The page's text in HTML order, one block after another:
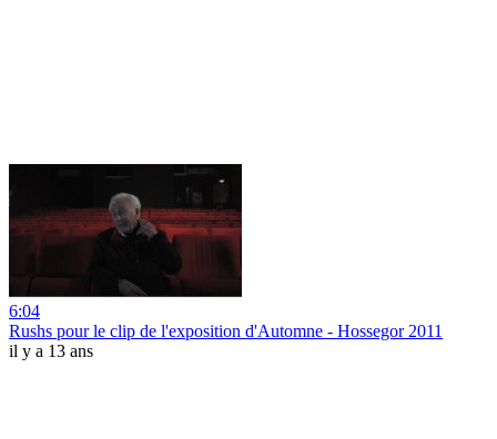
6:04
Rushs pour le clip de l'exposition d'Automne - Hossegor 2011
il y a 13 ans